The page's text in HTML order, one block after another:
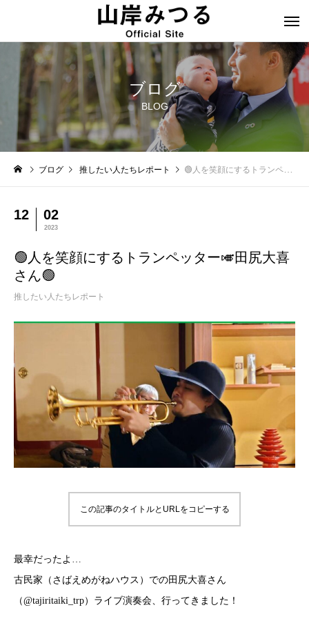
ブログ
BLOG
ブログ 推したい人たちレポート 🟢人を笑顔にするトランペッター🎺田尻大喜さん🟢
12 02
2023
🟢人を笑顔にするトランペッター🎺田尻大喜
さん🟢
推したい人たちレポート
この記事のタイトルとURLをコピーする
最幸だったよ…
古民家（さばえめがねハウス）での田尻大喜さん
（@tajiritaiki_trp）ライブ演奏会、行ってきました！